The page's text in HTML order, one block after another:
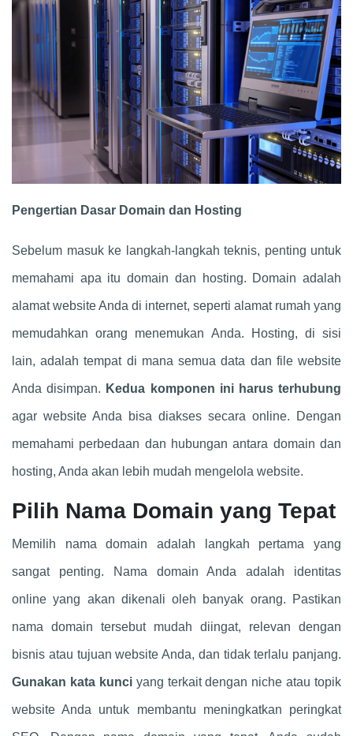
Pengertian Dasar Domain dan Hosting
Sebelum masuk ke langkah-langkah teknis, penting untuk
memahami apa itu domain dan hosting. Domain adalah
alamat website Anda di internet, seperti alamat rumah yang
memudahkan orang menemukan Anda. Hosting, di sisi
lain, adalah tempat di mana semua data dan file website
Anda disimpan. Kedua komponen ini harus terhubung
agar website Anda bisa diakses secara online. Dengan
memahami perbedaan dan hubungan antara domain dan
hosting, Anda akan lebih mudah mengelola website.
Pilih Nama Domain yang Tepat
Memilih nama domain adalah langkah pertama yang
sangat penting. Nama domain Anda adalah identitas
online yang akan dikenali oleh banyak orang. Pastikan
nama domain tersebut mudah diingat, relevan dengan
bisnis atau tujuan website Anda, dan tidak terlalu panjang.
Gunakan kata kunciyang terkait dengan niche atau topik
website Anda untuk membantu meningkatkan peringkat